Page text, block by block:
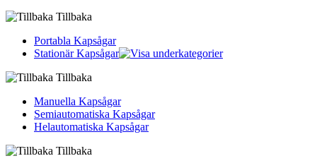
Tillbaka
Portabla Kapsågar
Stationär Kapsågar
Tillbaka
Manuella Kapsågar
Semiautomatiska Kapsågar
Helautomatiska Kapsågar
Tillbaka